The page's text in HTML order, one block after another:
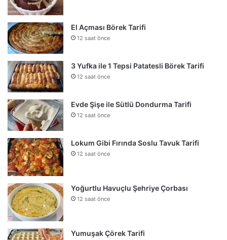
El Açması Börek Tarifi
12 saat önce
3 Yufka ile 1 Tepsi Patatesli Börek Tarifi
12 saat önce
Evde Şişe ile Sütlü Dondurma Tarifi
12 saat önce
Lokum Gibi Fırında Soslu Tavuk Tarifi
12 saat önce
Yoğurtlu Havuçlu Şehriye Çorbası
12 saat önce
Yumuşak Çörek Tarifi